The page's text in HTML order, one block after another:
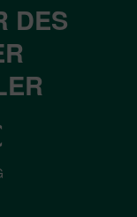
DES